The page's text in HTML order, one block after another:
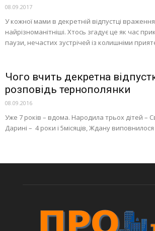
08.09.2017
У кожної мами в декретній відпустці
найрізноманітніші. Хтось згадує це як час
паузи, нечастих зустрічей із колишніми
Чого вчить декретна
розповідь тернополянки
08.09.2016
Уже 7 років – вдома. Народила трьох дітей –
Дарині – 4 роки і 5місяців, Ждану виповнилося